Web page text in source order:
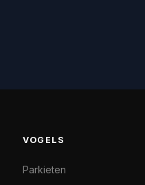
VOGELS
Parkieten